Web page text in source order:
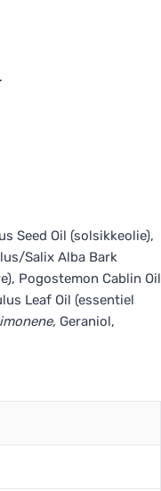
Seed Oil (solsikkeolie),
Salix Alba Bark
Pogostemon Cablin Oil
Leaf Oil (essentiel
Geraniol,